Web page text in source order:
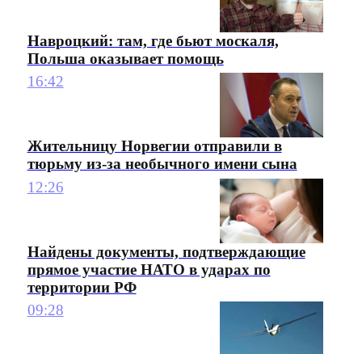
Навроцкий: там, где бьют москаля,
Польша оказывает помощь
16:42
Жительницу Норвегии отправили в
тюрьму из-за необычного имени сына
12:26
Найдены документы, подтверждающие
прямое участие НАТО в ударах по
территории РФ
09:28